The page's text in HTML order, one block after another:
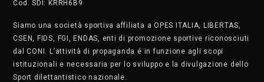
Cod. SDI: KRRH6B9
Siamo una società sportiva affiliata a OPES ITALIA, LIBERTAS,
CSEN, FIDS, FGI, ENDAS, enti di promozione sportive riconosciuti
dal CONI. L’attività di propaganda é in funzione agli scopi
istituzionali e necessaria per lo sviluppo e la divulgazione dello
Sport dilettantistico nazionale.